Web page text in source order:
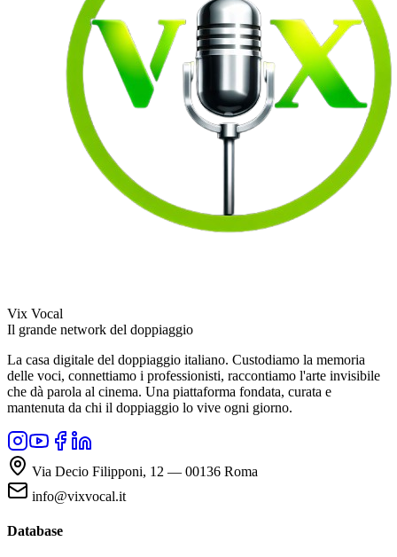
Vix Vocal
Il grande network del doppiaggio
La casa digitale del doppiaggio italiano. Custodiamo la memoria
delle voci, connettiamo i professionisti, raccontiamo l'arte invisibile
che dà parola al cinema. Una piattaforma fondata, curata e
mantenuta da chi il doppiaggio lo vive ogni giorno.
Via Decio Filipponi, 12 — 00136 Roma
info@vixvocal.it
Database